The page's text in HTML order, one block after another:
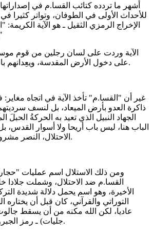
أشهر ما تردده كتائب القسا.م في
للأحداث الأولى في الطوفان، وتواتر كثيرا
الإخراج الرمزي الثقيل ـ هو الآية الكريمة:
دخلتموه فإنكم غالبون"
الآية وردت على لسان رجلين من قوم
على دخول الأرض المقدسة، ويعِدانهم بالنصر إن اقتحموا الباب.
غير أن "القسا.م" تأخذ الآية في اتجاه مغاير:
ذاكرة العدو بأرض الميعاد، بل لنسف
الجهاد النبيل الذي تعيد به الحركةُ الحبلَ
الباب هنا، ليس باب أريحا ولا أسوار
الاحتلال، النصر مشروط بالاقتحام، لا بالتردد.
ومن ذلك الاستلال اسم عمليات
القسا.م ضد الاحتلال، وشملت جلادا
الأخيرة، وهو اسم يحمل دلالة شديدة
التوراتي والقرآني، كان قبل أن يختاره
عاديا، لكن الله مكنه من أن يسقط
جليات) ـ رمز الجبروت ـ بحجر من مقلاعه.